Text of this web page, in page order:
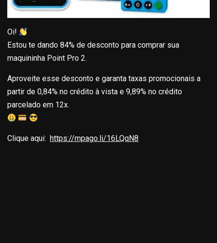
Oi!
Estou te dando 84% de desconto para comprar sua
maquininha Point Pro 2.
Aproveite esse desconto e garanta taxas promocionais a
partir de 0,84% no crédito à vista e 9,89% no crédito
parcelado em 12x.
Clique aqui: https://mpago.li/16LQqN8